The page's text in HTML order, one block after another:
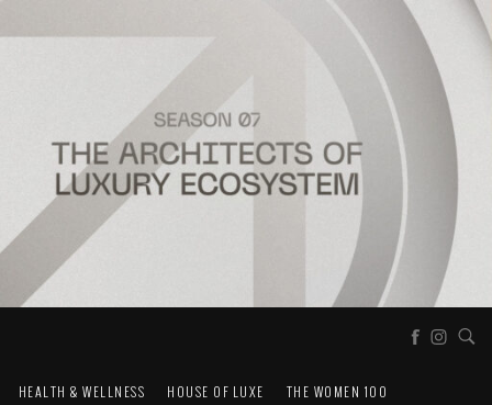
HEALTH & WELLNESS HOUSE OF LUXE THE WOMEN 100